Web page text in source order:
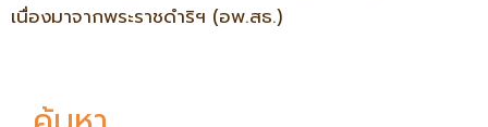
เนื่องมาจากพระราชดำริฯ (อพ.สธ.)